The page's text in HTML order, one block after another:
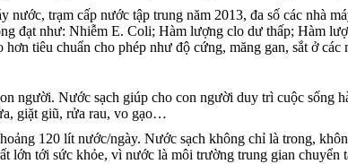
trạm cấp nước tập trung năm 2013, đa số các nhà
đạt như: Nhiễm E. Coli; Hàm lượng clo dư thấp; Hàm
tiêu chuẩn cho phép như độ cứng, măng gan, sắt ở
người. Nước sạch giúp cho con người duy trì cuộc sống
giặt giũ, rửa rau, vo gạo…
120 lít nước/ngày. Nước sạch không chỉ là trong,
lớn tới sức khỏe, vì nước là môi trường trung gian